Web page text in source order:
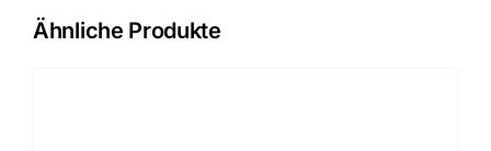
Ähnliche Produkte